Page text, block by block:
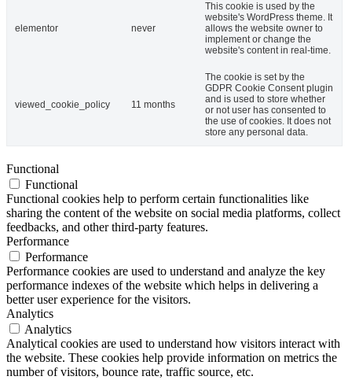
elementor never
This cookie is used by the
website's WordPress theme. It
allows the website owner to
implement or change the
website's content in real-time.
viewed_cookie_policy 11 months
The cookie is set by the
GDPR Cookie Consent plugin
and is used to store whether
or not user has consented to
the use of cookies. It does not
store any personal data.
Functional
Functional
Functional cookies help to perform certain functionalities like
sharing the content of the website on social media platforms, collect
feedbacks, and other third-party features.
Performance
Performance
Performance cookies are used to understand and analyze the key
performance indexes of the website which helps in delivering a
better user experience for the visitors.
Analytics
Analytics
Analytical cookies are used to understand how visitors interact with
the website. These cookies help provide information on metrics the
number of visitors, bounce rate, traffic source, etc.